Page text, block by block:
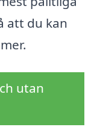
att du kan
utan